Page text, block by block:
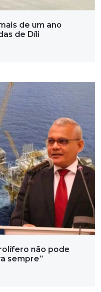
de um ano
de Díli
não pode
sempre”